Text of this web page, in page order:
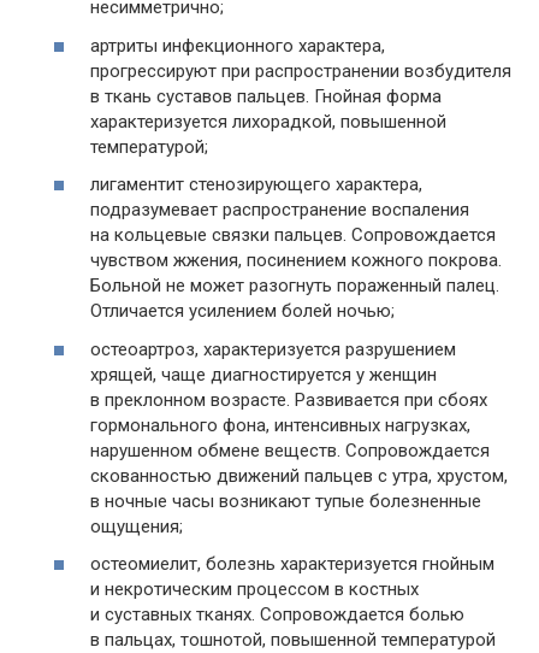
несимметрично;
артриты инфекционного характера,
прогрессируют при распространении возбудителя
в ткань суставов пальцев. Гнойная форма
характеризуется лихорадкой, повышенной
температурой;
лигаментит стенозирующего характера,
подразумевает распространение воспаления
на кольцевые связки пальцев. Сопровождается
чувством жжения, посинением кожного покрова.
Больной не может разогнуть пораженный палец.
Отличается усилением болей ночью;
остеоартроз, характеризуется разрушением
хрящей, чаще диагностируется у женщин
в преклонном возрасте. Развивается при сбоях
гормонального фона, интенсивных нагрузках,
нарушенном обмене веществ. Сопровождается
скованностью движений пальцев с утра, хрустом,
в ночные часы возникают тупые болезненные
ощущения;
остеомиелит, болезнь характеризуется гнойным
и некротическим процессом в костных
и суставных тканях. Сопровождается болью
в пальцах, тошнотой, повышенной температурой